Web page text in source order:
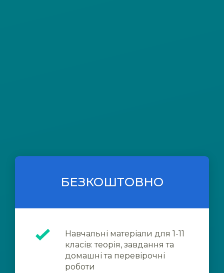
БЕЗКОШТОВНО
Навчальні матеріали для 1-11
класів: теорія, завдання та
домашні та перевірочні
роботи